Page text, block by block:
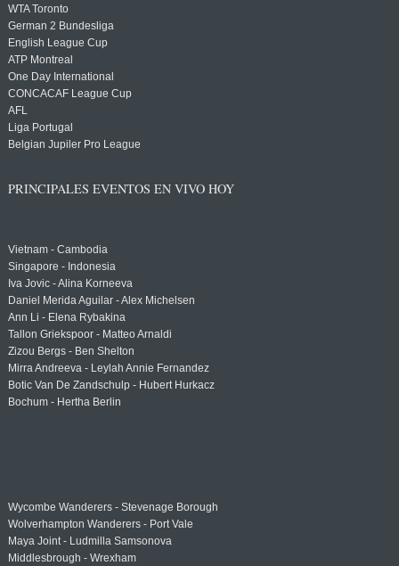
WTA Toronto
German 2 Bundesliga
English League Cup
ATP Montreal
One Day International
CONCACAF League Cup
AFL
Liga Portugal
Belgian Jupiler Pro League
PRINCIPALES EVENTOS EN VIVO HOY
Vietnam - Cambodia
Singapore - Indonesia
Iva Jovic - Alina Korneeva
Daniel Merida Aguilar - Alex Michelsen
Ann Li - Elena Rybakina
Tallon Griekspoor - Matteo Arnaldi
Zizou Bergs - Ben Shelton
Mirra Andreeva - Leylah Annie Fernandez
Botic Van De Zandschulp - Hubert Hurkacz
Bochum - Hertha Berlin
Wycombe Wanderers - Stevenage Borough
Wolverhampton Wanderers - Port Vale
Maya Joint - Ludmilla Samsonova
Middlesbrough - Wrexham